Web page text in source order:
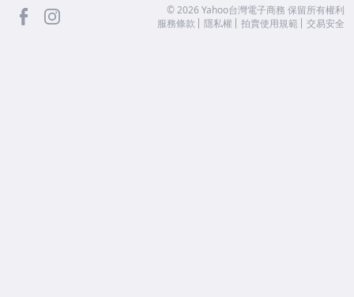
facebook ©2026 Yahoo台灣電子商務 保留所有權利
服務條款
隱私權 拍賣使用規範 交易安全